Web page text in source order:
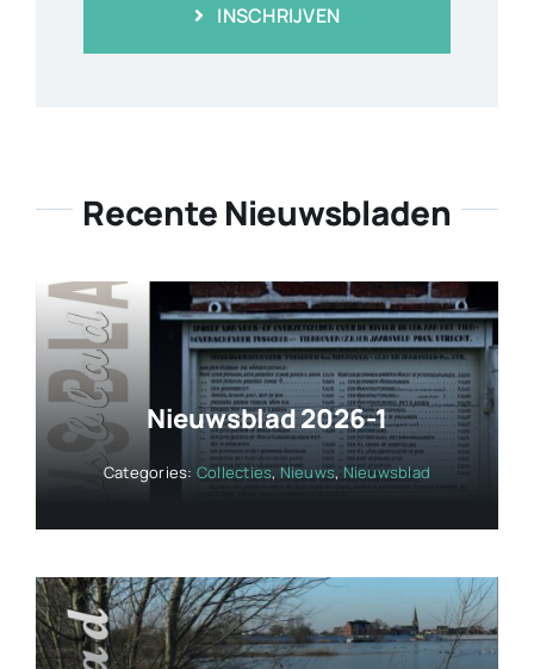
INSCHRIJVEN
Recente Nieuwsbladen
Nieuwsblad 2026-1
Categories: Collecties, Nieuws, Nieuwsblad